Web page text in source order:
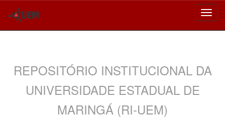
REPOSITÓRIO INSTITUCIONAL DA
UNIVERSIDADE ESTADUAL DE
MARINGÁ (RI-UEM)